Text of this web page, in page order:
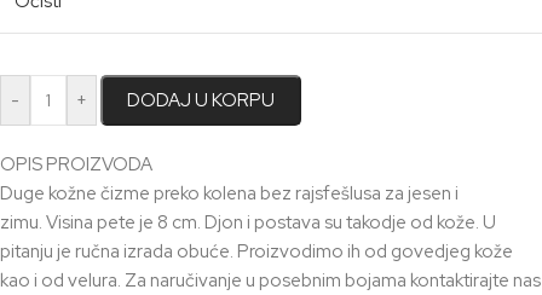
- + DODAJ U KORPU
OPIS PROIZVODA
Duge kožne čizme preko kolena bez rajsfešlusa za jesen i
zimu. Visina pete je 8 cm. Djon i postava su takodje od kože. U
pitanju je ručna izrada obuće. Proizvodimo ih od govedjeg kože
kao i od velura. Za naručivanje u posebnim bojama kontaktirajte nas